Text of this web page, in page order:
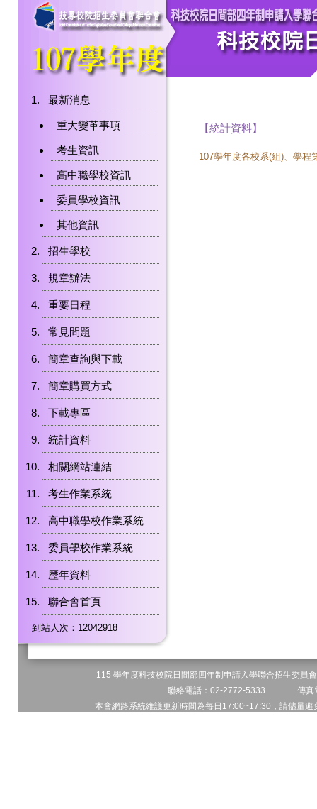
最新消息
重大變革事項
考生資訊
高中職學校資訊
委員學校資訊
其他資訊
招生學校
規章辦法
重要日程
常見問題
簡章查詢與下載
簡章購買方式
下載專區
統計資料
相關網站連結
考生作業系統
高中職學校作業系統
委員學校作業系統
歷年資料
聯合會首頁
到站人次：12042918
【統計資料】
107學年度各校系(組)、學程
115 學年度科技校院日間部四年制申請入學聯合招生委
聯絡電話：02-2772-5333 傳
本會網路系統維護更新時間為每日17:00~17:30，請儘量